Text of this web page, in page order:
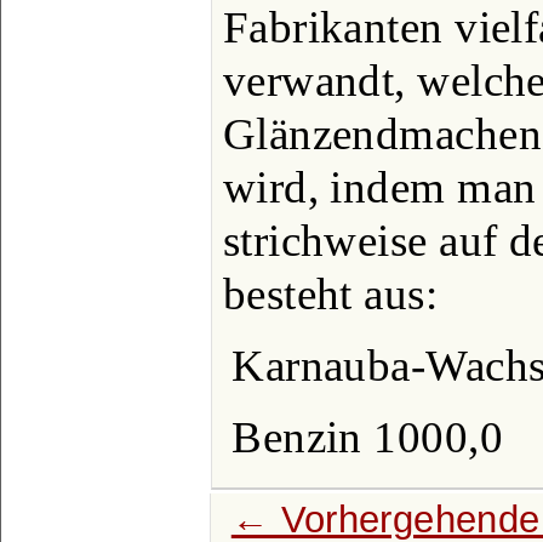
Fabrikanten
verwandt,
wird, indem
strichweise auf
besteht aus:
Karnauba-
Benzin 1000,0
←